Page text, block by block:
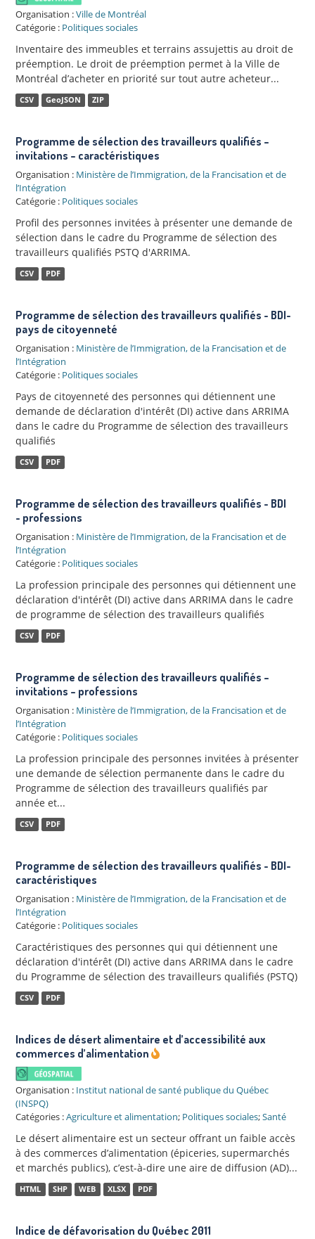
Organisation :Ville de Montréal
Catégorie : Politiques sociales
Inventaire des immeubles et terrains assujettis au droit de
préemption. Le droit de préemption permet à la Ville de
Montréal d’acheter en priorité sur tout autre acheteur...
CSV GeoJSON ZIP
Programme de sélection des travailleurs qualifiés –
invitations – caractéristiques
Organisation : Ministère de l’Immigration, de la Francisation et de
l’Intégration
Catégorie : Politiques sociales
Profil des personnes invitées à présenter une demande de
sélection dans le cadre du Programme de sélection des
travailleurs qualifiés PSTQ d'ARRIMA.
CSV PDF
Programme de sélection des travailleurs qualifiés - BDI-
pays de citoyenneté
Organisation : Ministère de l’Immigration, de la Francisation et de
l’Intégration
Catégorie : Politiques sociales
Pays de citoyenneté des personnes qui détiennent une
demande de déclaration d'intérêt (DI) active dans ARRIMA
dans le cadre du Programme de sélection des travailleurs
qualifiés
CSV PDF
Programme de sélection des travailleurs qualifiés - BDI
- professions
Organisation : Ministère de l’Immigration, de la Francisation et de
l’Intégration
Catégorie : Politiques sociales
La profession principale des personnes qui détiennent une
déclaration d'intérêt (DI) active dans ARRIMA dans le cadre
de programme de sélection des travailleurs qualifiés
CSV PDF
Programme de sélection des travailleurs qualifiés –
invitations – professions
Organisation : Ministère de l’Immigration, de la Francisation et de
l’Intégration
Catégorie : Politiques sociales
La profession principale des personnes invitées à présenter
une demande de sélection permanente dans le cadre du
Programme de sélection des travailleurs qualifiés par
année et...
CSV PDF
Programme de sélection des travailleurs qualifiés - BDI-
caractéristiques
Organisation : Ministère de l’Immigration, de la Francisation et de
l’Intégration
Catégorie : Politiques sociales
Caractéristiques des personnes qui qui détiennent une
déclaration d'intérêt (DI) active dans ARRIMA dans le cadre
du Programme de sélection des travailleurs qualifiés (PSTQ)
CSV PDF
Indices de désert alimentaire et d’accessibilité aux
commerces d’alimentation
Organisation : Institut national de santé publique du Québec
(INSPQ)
Catégories :Agriculture et alimentation; Politiques sociales;Santé
Le désert alimentaire est un secteur offrant un faible accès
à des commerces d’alimentation (épiceries, supermarchés
et marchés publics), c’est-à-dire une aire de diffusion (AD)...
HTML SHP WEB XLSX PDF
Indice de défavorisation du Québec 2011